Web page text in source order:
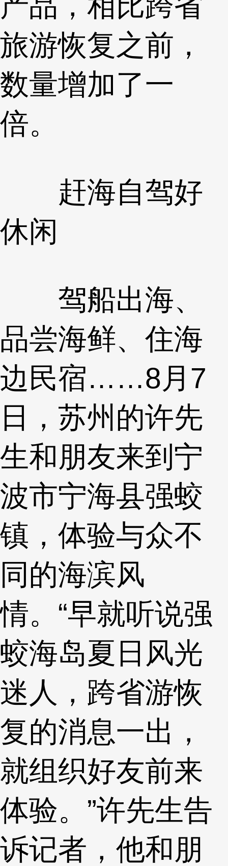
旅游恢复之前，
数量增加了一
倍。
赶海自驾好
休闲
驾船出海、
品尝海鲜、住海
边民宿……8月7
日，苏州的许先
生和朋友来到宁
波市宁海县强蛟
镇，体验与众不
同的海滨风
情。“早就听说强
蛟海岛夏日风光
迷人，跨省游恢
复的消息一出，
就组织好友前来
体验。”许先生告
诉记者，他和朋